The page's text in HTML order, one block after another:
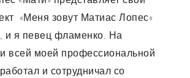
«Меня зовут Матиас Лопес«
и я певец фламенко. На
всей моей профессиональной
и сотрудничал со